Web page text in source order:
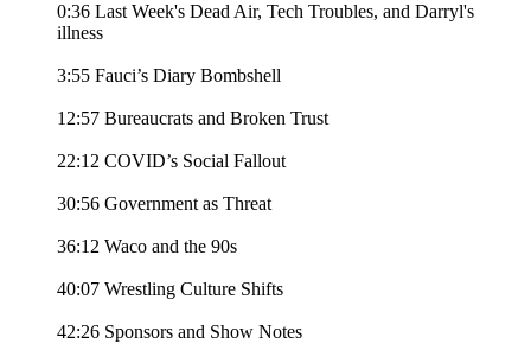
0:36 Last Week's Dead Air, Tech Troubles, and Darryl's
illness
3:55 Fauci’s Diary Bombshell
12:57 Bureaucrats and Broken Trust
22:12 COVID’s Social Fallout
30:56 Government as Threat
36:12 Waco and the 90s
40:07 Wrestling Culture Shifts
42:26 Sponsors and Show Notes